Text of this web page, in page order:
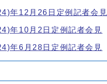
年12月26日定例記者会見
年10月2日定例記者会見
年6月28日定例記者会見